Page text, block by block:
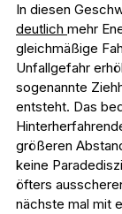
In diesen
deutlich mehr
gleichmäßige
Unfallgefahr
sogenannte
entsteht. Das
größeren
keine
öfters
nächste mal mit